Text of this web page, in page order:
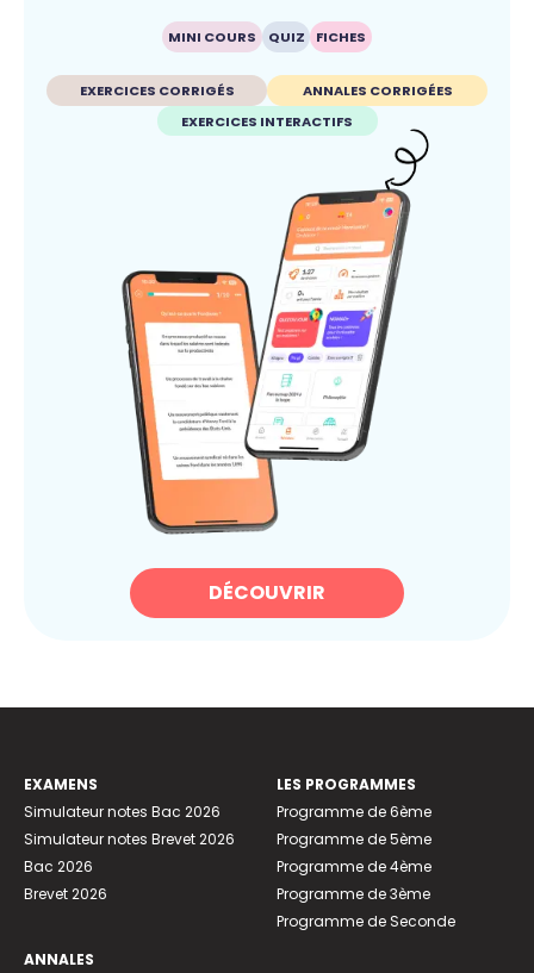
MINI COURS QUIZ FICHES
EXERCICES CORRIGÉS
ANNALES CORRIGÉES
EXERCICES INTERACTIFS
DÉCOUVRIR
EXAMENS
Simulateur notes Bac 2026
Simulateur notes Brevet 2026
Bac 2026
Brevet 2026
ANNALES
LES PROGRAMMES
Programme de 6ème
Programme de 5ème
Programme de 4ème
Programme de 3ème
Programme de Seconde